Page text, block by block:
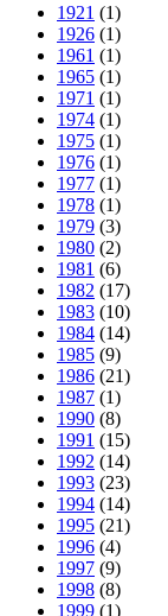
1921 (1)
1926 (1)
1961 (1)
1965 (1)
1971 (1)
1974 (1)
1975 (1)
1976 (1)
1977 (1)
1978 (1)
1979 (3)
1980 (2)
1981 (6)
1982 (17)
1983 (10)
1984 (14)
1985 (9)
1986 (21)
1987 (1)
1990 (8)
1991 (15)
1992 (14)
1993 (23)
1994 (14)
1995 (21)
1996 (4)
1997 (9)
1998 (8)
1999 (1)